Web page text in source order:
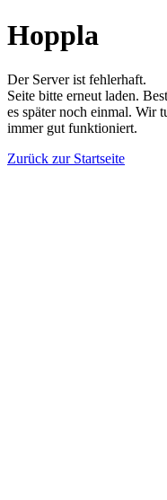
Hoppla
Der Server ist fehlerhaft.
Seite bitte erneut laden.
es später noch einmal. Wir
immer gut funktioniert.
Zurück zur Startseite